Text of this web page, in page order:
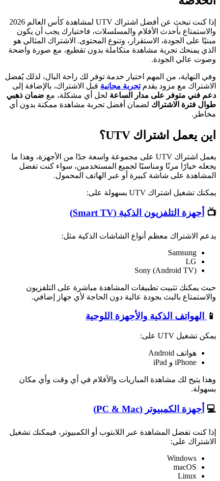
إذا كنت تبحث عن أفضل اشتراك UTV لمشاهدة كأس العالم 2026
والاستمتاع بأحدث الأفلام والمسلسلات، فاختيارك يجب أن يكون
مبنيًا على الجودة، الاستقرار، وتنوع المحتوى. الاشتراك المثالي هو
الذي يمنحك تجربة مشاهدة متكاملة بدون تقطيع، مع صورة واضحة
وصوت عالي الجودة.
وفي النهاية، من المهم اختيار خدمة توفر لك راحة البال، لذلك يُفضل
الاشتراك مع مزود يقدمتجربة مجانية قبل الاشتراك، بالإضافة إلى
دعم فني متوفر على مدار الساعة لحل أي مشكلة، مع ضمان ذهبي
طوال فترة الاشتراك لضمان أفضل تجربة مشاهدة ممكنة بدون أي
مخاطر.
اين يعمل اشتراك UTV؟
يعمل اشتراك UTV على مجموعة واسعة جدًا من الأجهزة، وهذا ما
يجعله خيارًا مرنًا ومناسبًا لجميع المستخدمين، سواء كنت تفضل
المشاهدة على شاشة كبيرة أو عبر الهاتف المحمول.
يمكنك تشغيل اشتراك UTV بسهولة على:
📺 أجهزة التلفزيون الذكية (Smart TV)
يدعم الاشتراك معظم أنواع الشاشات الذكية مثل:
Samsung
LG
Sony (Android TV)
حيث يمكنك تثبيت تطبيقات المشاهدة مباشرة على التلفزيون
والاستمتاع بالبث بجودة عالية دون الحاجة لأي جهاز إضافي.
📱 الهواتف الذكية والأجهزة اللوحية
يمكن تشغيل UTV على:
هواتف Android
iPhone و iPad
وهذا يتيح لك مشاهدة المباريات والأفلام في أي وقت وأي مكان
بسهولة.
💻 أجهزة الكمبيوتر (PC & Mac)
إذا كنت تفضل المشاهدة عبر اللابتوب أو الكمبيوتر، فيمكنك تشغيل
الاشتراك على:
Windows
macOS
Linux